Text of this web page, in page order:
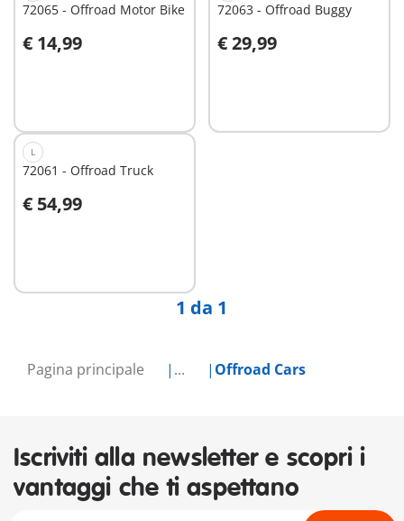
Pagina principale ... Offroad Cars
72065 - Offroad Motor Bike
€ 14,99
Aggiungi al carrello
72063 - Offroad Buggy
€ 29,99
Aggiungi al carrello
L
72061 - Offroad Truck
€ 54,99
Aggiungi al carrello
1 da 1
Iscriviti alla newsletter e scopri i
vantaggi che ti aspettano